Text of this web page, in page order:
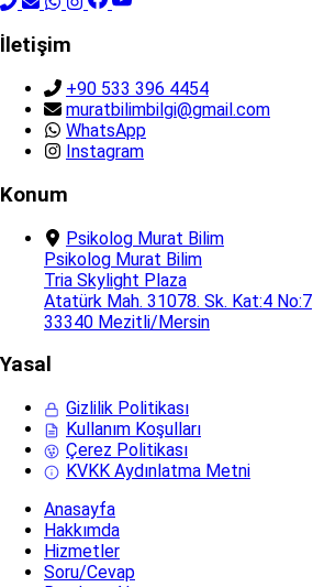
İletişim
+90 533 396 4454
muratbilimbilgi@gmail.com
WhatsApp
Instagram
Konum
Psikolog Murat Bilim
Psikolog Murat Bilim
Tria Skylight Plaza
Atatürk Mah. 31078. Sk. Kat:4 No:7
33340 Mezitli/Mersin
Yasal
Gizlilik Politikası
Kullanım Koşulları
Çerez Politikası
KVKK Aydınlatma Metni
Anasayfa
Hakkımda
Hizmetler
Soru/Cevap